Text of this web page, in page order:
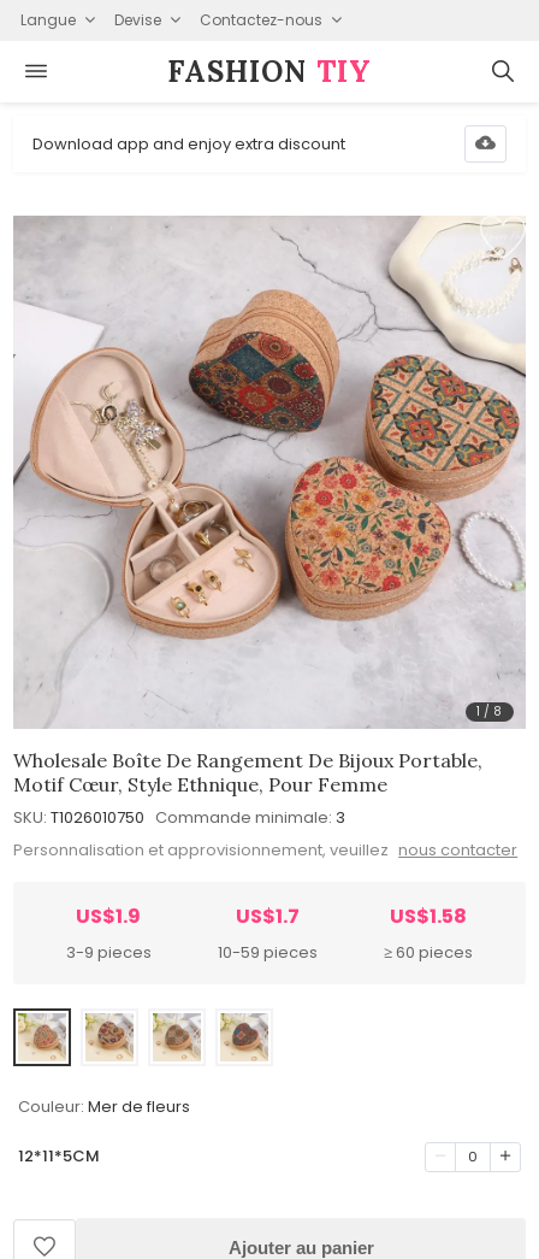
Langue Devise Contactez-nous
FASHION⁠ TIY
Download app and enjoy extra discount
1 / 8
Wholesale Boîte De Rangement De Bijoux Portable,
Motif Cœur, Style Ethnique, Pour Femme
SKU: T1026010750 Commande minimale: 3
Personnalisation et approvisionnement, veuillez nous contacter
US$1.9
3-9 pieces
US$1.7
10-59 pieces
US$1.58
≥ 60 pieces
Couleur: Mer de fleurs
12*11*5CM 0
Ajouter au panier